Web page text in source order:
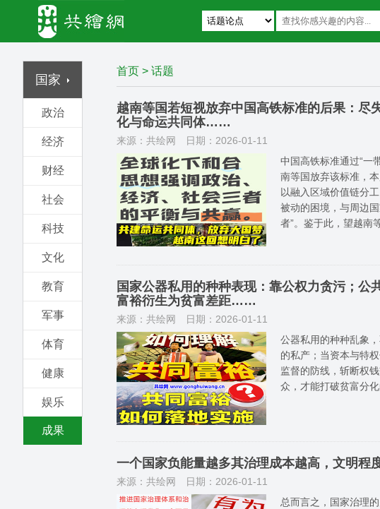
国家
政治
经济
财经
社会
科技
文化
教育
军事
体育
健康
娱乐
成果
首页 >话题
越南等国若短视放弃中国高铁标准的后果：尽
化与命运共同体……
来源：共绘网
日期：2026-01-11
中国高铁标准通过“一
南等国放弃该标准，
以融入区域价值链分
被动的困境，与周边
者”。鉴于此，望越南
国家公器私用的种种表现：靠公权力贪污；公
富裕衍生为贫富差距……
来源：共绘网
日期：2026-01-11
公器私用的种种乱象
的私产；当资本与特
监督的防线，斩断权
众，才能打破贫富分
一个国家负能量越多其治理成本越高，文明程
来源：共绘网
日期：2026-01-11
总而言之，国家治理